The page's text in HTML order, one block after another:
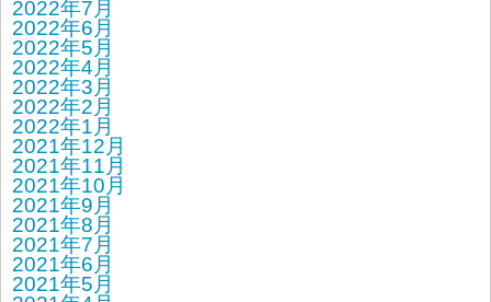
2022年7月
2022年6月
2022年5月
2022年4月
2022年3月
2022年2月
2022年1月
2021年12月
2021年11月
2021年10月
2021年9月
2021年8月
2021年7月
2021年6月
2021年5月